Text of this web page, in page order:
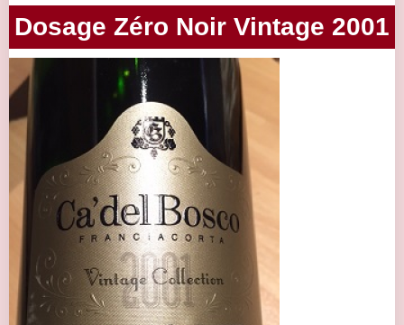
Dosage Zéro Noir Vintage 2001